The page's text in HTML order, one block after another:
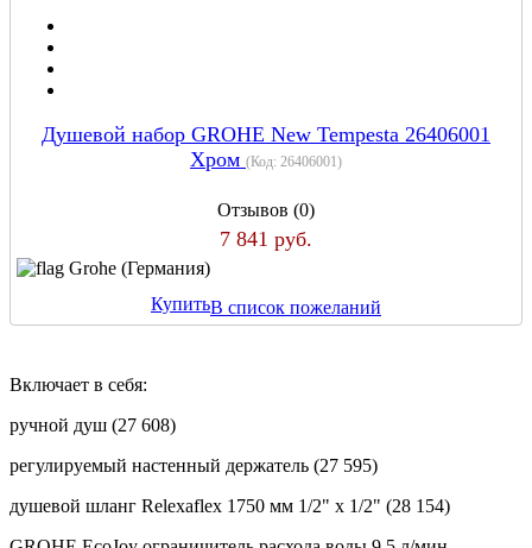
Душевой набор GROHE New Tempesta 26406001
Хром (Код: 26406001)
Отзывов (0)
7 841 руб.
Grohe (Германия)
КупитьВ список пожеланий
Включает в себя:
ручной душ (27 608)
регулируемый настенный держатель (27 595)
душевой шланг Relexaflex 1750 мм 1/2" x 1/2" (28 154)